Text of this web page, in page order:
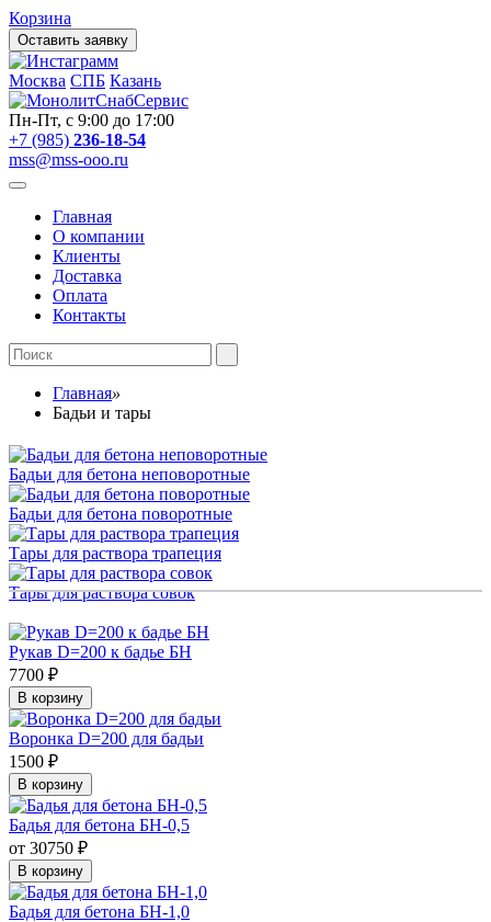
Корзина
Оставить заявку
Москва СПБ Казань
Пн-Пт, с 9:00 до 17:00
+7 (985) 236-18-54
mss@mss-ooo.ru
Главная
О компании
Клиенты
Доставка
Оплата
Контакты
Главная»
Бадьи и тары
Бадьи для бетона неповоротные
Бадьи для бетона поворотные
Тары для раствора трапеция
Тары для раствора совок
Рукав D=200 к бадье БН
7700 ₽
В корзину
Воронка D=200 для бадьи
1500 ₽
В корзину
Бадья для бетона БН-0,5
от 30750 ₽
В корзину
Бадья для бетона БН-1,0